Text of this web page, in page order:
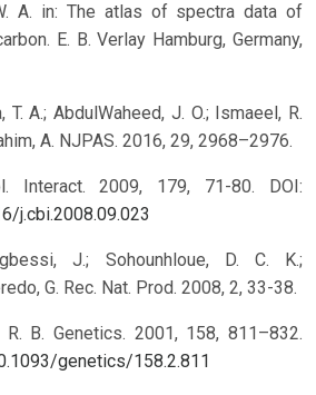
A. in: The atlas of spectra data of
E. B. Verlay Hamburg, Germany,
T. A.; AbdulWaheed, J. O.; Ismaeel, R.
A. NJPAS. 2016, 29, 2968–2976.
Interact. 2009, 179, 71-80.
DOI:
j.cbi.2008.09.023
J.; Sohounhloue, D. C. K.;
G. Rec. Nat. Prod. 2008, 2, 33-38.
R. B. Genetics. 2001, 158, 811–832.
genetics/158.2.811